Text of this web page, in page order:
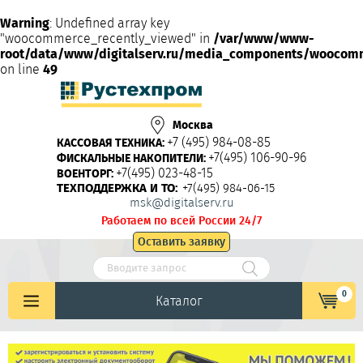
Warning: Undefined array key
"woocommerce_recently_viewed" in /var/www/www-
root/data/www/digitalserv.ru/media_components/
on line 49
Москва
КАССОВАЯ ТЕХНИКА: +7 (495) 984-08-85
ФИСКАЛЬНЫЕ НАКОПИТЕЛИ: +7(495) 106-90-96
ВОЕНТОРГ: +7(495) 023-48-15
ТЕХПОДДЕРЖКА И ТО: +7(495) 984-06-15
msk@digitalserv.ru
Работаем по всей России 24/7
Оставить заявку
Каталог 0